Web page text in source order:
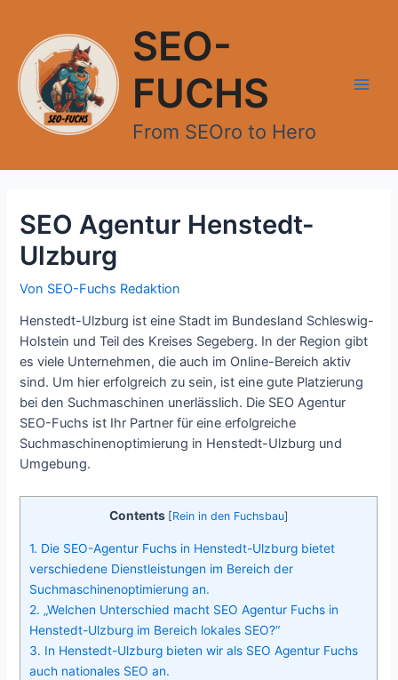
springen
SEO-
FUCHS
From SEOro to Hero
SEO Agentur Henstedt-
Ulzburg
Von SEO-Fuchs Redaktion
Henstedt-Ulzburg ist eine Stadt im Bundesland Schleswig-
Holstein und Teil des Kreises Segeberg. In der Region gibt
es viele Unternehmen, die auch im Online-Bereich aktiv
sind. Um hier erfolgreich zu sein, ist eine gute Platzierung
bei den Suchmaschinen unerlässlich. Die SEO Agentur
SEO-Fuchs ist Ihr Partner für eine erfolgreiche
Suchmaschinenoptimierung in Henstedt-Ulzburg und
Umgebung.
Contents [Rein in den Fuchsbau]
1. Die SEO-Agentur Fuchs in Henstedt-Ulzburg bietet
verschiedene Dienstleistungen im Bereich der
Suchmaschinenoptimierung an.
2. „Welchen Unterschied macht SEO Agentur Fuchs in
Henstedt-Ulzburg im Bereich lokales SEO?“
3. In Henstedt-Ulzburg bieten wir als SEO Agentur Fuchs
auch nationales SEO an.